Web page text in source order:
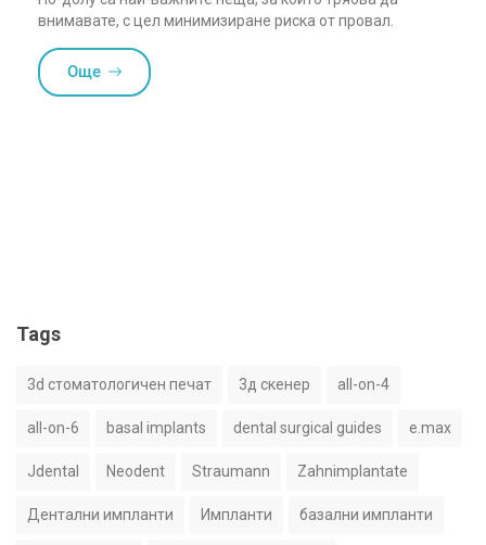
внимавате, с цел минимизиране риска от провал.
Още
Tags
3d стоматологичен печат 3д скенер all-on-4
all-on-6 basal implants dental surgical guides e.max
Jdental Neodent Straumann Zahnimplantate
Дентални импланти Импланти базални импланти